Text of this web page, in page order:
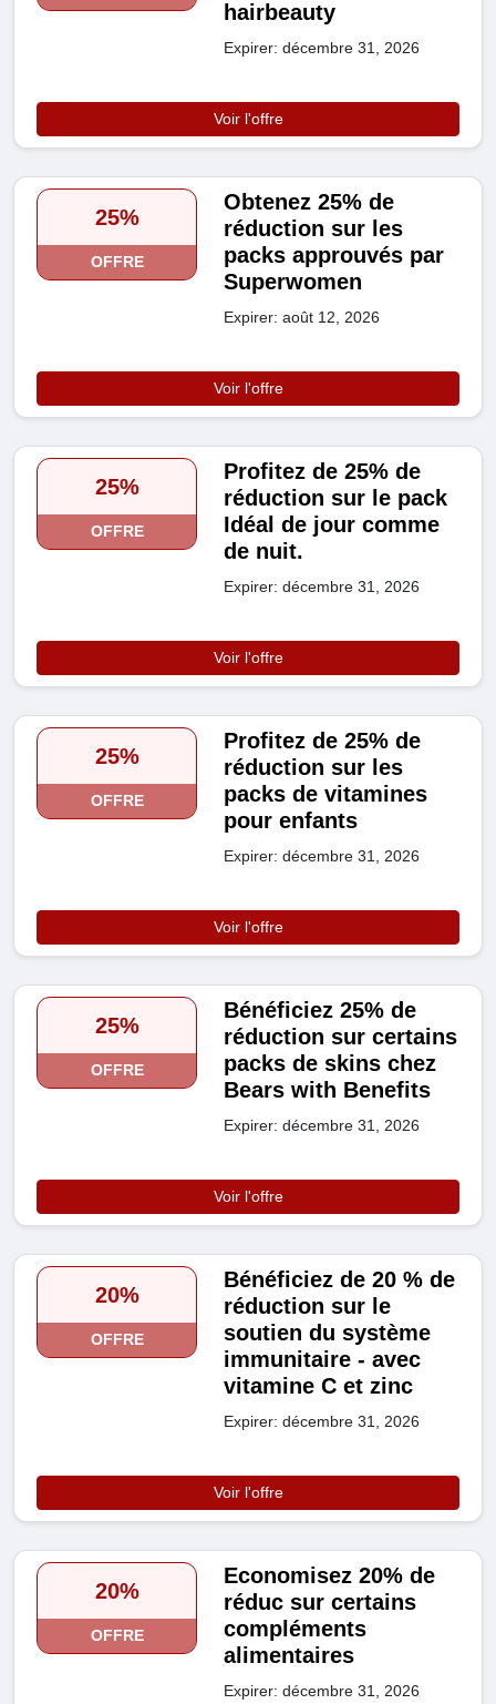
hairbeauty
Expirer: décembre 31, 2026
Voir l'offre
25%
OFFRE
Obtenez 25% de
réduction sur les
packs approuvés par
Superwomen
Expirer: août 12, 2026
Voir l'offre
25%
OFFRE
Profitez de 25% de
réduction sur le pack
Idéal de jour comme
de nuit.
Expirer: décembre 31, 2026
Voir l'offre
25%
OFFRE
Profitez de 25% de
réduction sur les
packs de vitamines
pour enfants
Expirer: décembre 31, 2026
Voir l'offre
25%
OFFRE
Bénéficiez 25% de
réduction sur certains
packs de skins chez
Bears with Benefits
Expirer: décembre 31, 2026
Voir l'offre
20%
OFFRE
Bénéficiez de 20 % de
réduction sur le
soutien du système
immunitaire - avec
vitamine C et zinc
Expirer: décembre 31, 2026
Voir l'offre
20%
OFFRE
Economisez 20% de
réduc sur certains
compléments
alimentaires
Expirer: décembre 31, 2026